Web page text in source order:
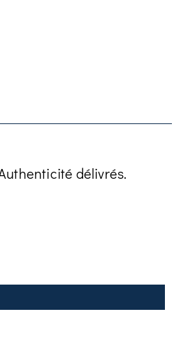
délivrés.